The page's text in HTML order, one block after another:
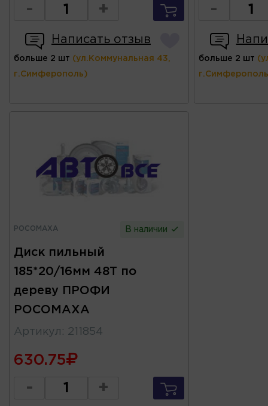
- +
Написать отзыв
больше 2 шт (ул.Коммунальная 43,
г.Симферополь)
-
больше 2 шт
РОСОМАХА В наличии
Диск пильный
185*20/16мм 48Т по
дереву ПРОФИ
РОСОМАХА
Артикул : 211854
630.75
- +